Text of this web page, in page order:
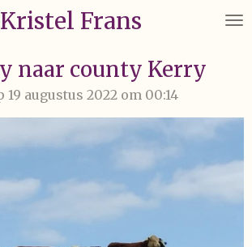
Kristel Frans
naar county Kerry
augustus 2022 om 00:14